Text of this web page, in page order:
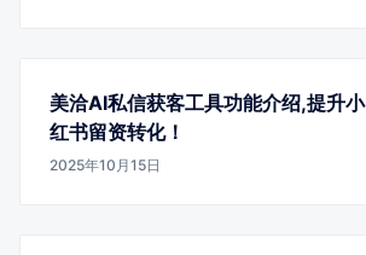
美洽AI私信获客工具功能介绍,提升小
红书留资转化！
2025年10月15日